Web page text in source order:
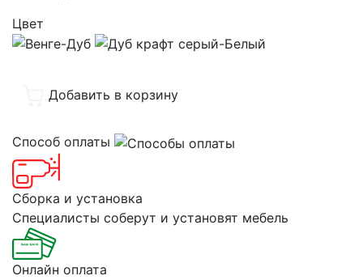
Цвет
Добавить в корзину
Способ оплаты
Сборка и установка
Специалисты соберут и установят мебель
Онлайн оплата